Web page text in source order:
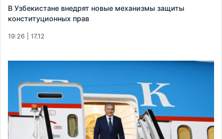
В Узбекистане внедрят новые механизмы защиты
конституционных прав
19:26 | 17.12